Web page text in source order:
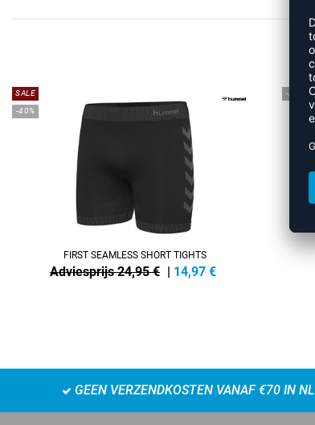
SALE
-40%
FIRST SEAMLESS SHORT TIGHTS
Adviesprijs 24,95 € | 14,97 €
-28%
GEEN VERZENDKOSTEN VANAF €70 IN NL